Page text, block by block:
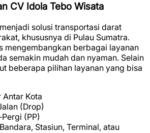
CV Idola Tebo Wisata
solusi transportasi darat
khususnya di Pulau Sumatra.
mengembangkan berbagai layanan
semakin mudah dan nyaman. Selain
beberapa pilihan layanan yang bisa
Antar Kota
(Drop)
(PP)
Stasiun, Terminal, atau